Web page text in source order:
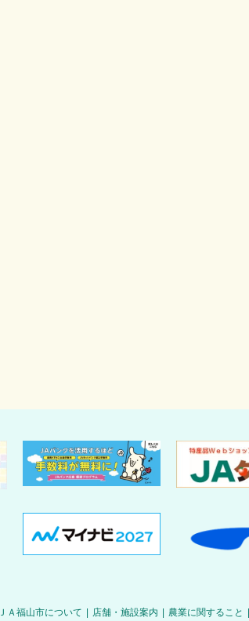
ＪＡ福山市について 店舗・施設案内 農業に関すること